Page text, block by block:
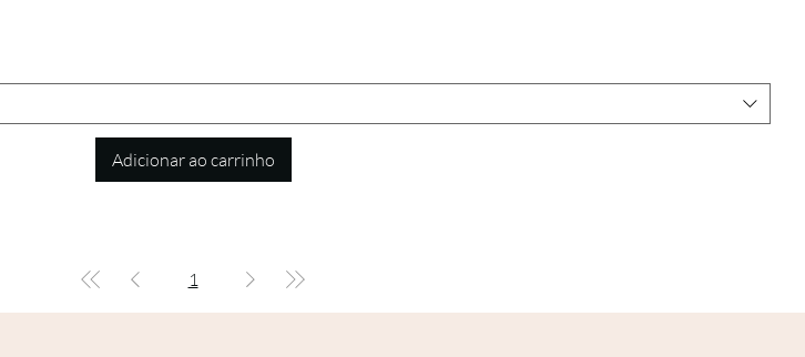
Adicionar ao carrinho
1